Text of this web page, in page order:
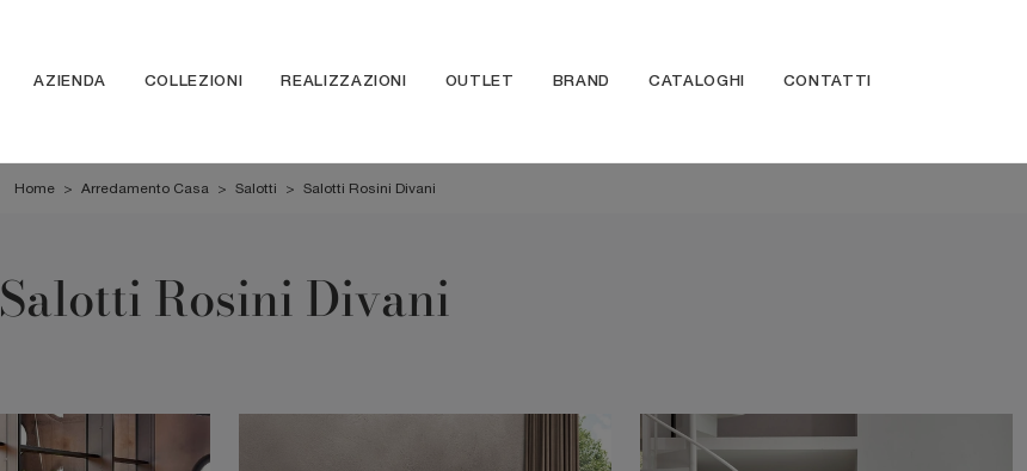
AZIENDA COLLEZIONI REALIZZAZIONI OUTLET BRAND CATALOGHI CONTATTI
Home > Arredamento Casa > Salotti > Salotti Rosini Divani
Salotti Rosini Divani